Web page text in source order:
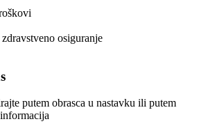
osiguranje
putem obrasca u nastavku ili putem